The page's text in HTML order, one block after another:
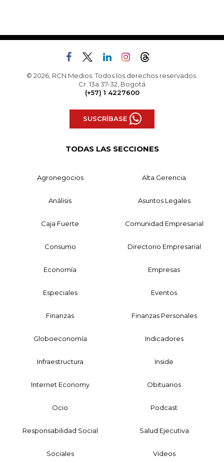
© 2026, RCN Medios. Todos los derechos reservados.
Cr. 13a 37-32, Bogotá
(+57) 1 4227600
SUSCRÍBASE
TODAS LAS SECCIONES
Agronegocios Alta Gerencia
Análisis Asuntos Legales
Caja Fuerte Comunidad Empresarial
Consumo Directorio Empresarial
Economía Empresas
Especiales Eventos
Finanzas Finanzas Personales
Globoeconomía Indicadores
Infraestructura Inside
Internet Economy Obituarios
Ocio Podcast
Responsabilidad Social Salud Ejecutiva
Sociales Videos